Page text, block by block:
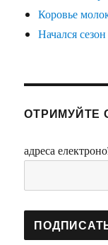
Коровье
Начался
ОТРИМУЙТЕ
адреса